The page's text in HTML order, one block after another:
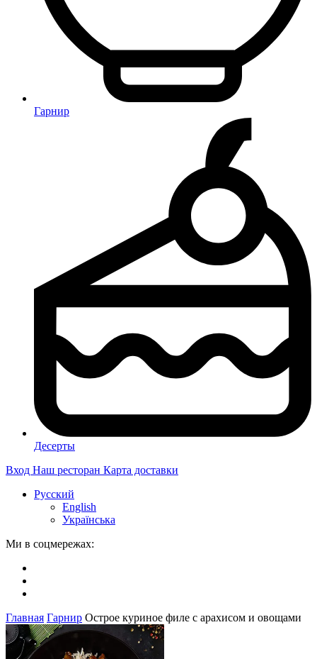
Гарнир
Десерты
Вход Наш ресторан Карта доставки
Русский
English
Українська
Ми в соцмережах:
Главная Гарнир Острое куриное филе с арахисом и овощами